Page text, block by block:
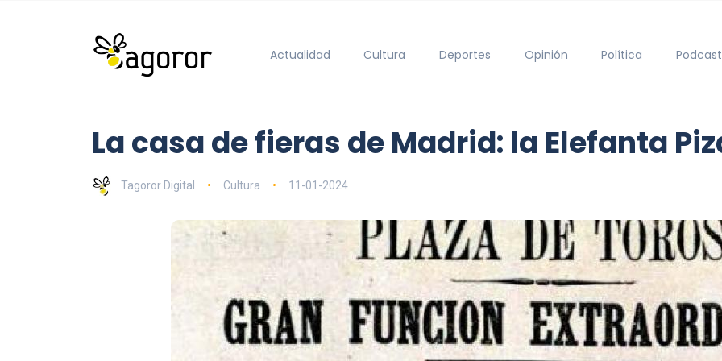
Actualidad Cultura Deportes Opinión Política Podcast
La casa de fieras de Madrid: la Elefanta
Tagoror Digital Cultura 11-01-2024